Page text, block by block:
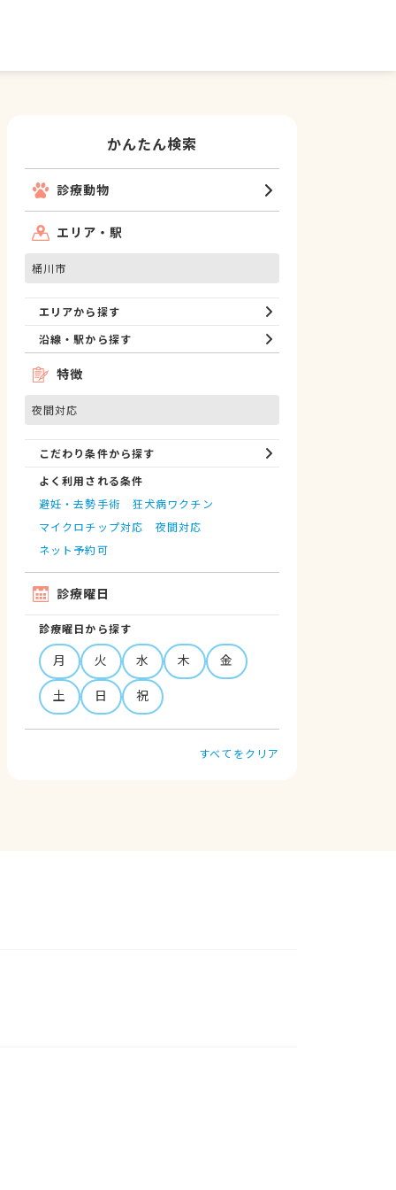
かんたん検索
診療動物
エリア・駅
桶川市
エリアから探す
沿線・駅から探す
特徴
夜間対応
こだわり条件から探す
よく利用される条件
避妊・去勢手術
狂犬病ワクチン
マイクロチップ対応
夜間対応
ネット予約可
診療曜日
診療曜日から探す
月 火 水 木
金
土
日 祝
すべてをクリア